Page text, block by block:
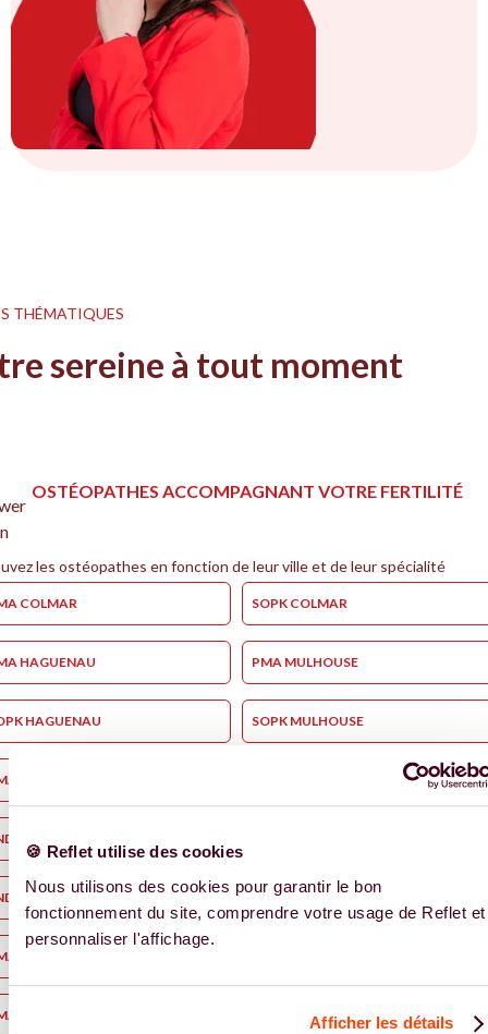
🍪 Reflet utilise des cookies
Nous utilisons des cookies pour garantir le bon
fonctionnement du site, comprendre votre usage de Reflet et
personnaliser l'affichage.
Afficher les détails
THÉMATIQUES
sereine à tout moment
OSTÉOPATHES ACCOMPAGNANT VOTRE FERTILITÉ
les ostéopathes en fonction de leur ville et de leur spécialité
COLMAR SOPK COLMAR
HAGUENAU PMA MULHOUSE
HAGUENAU SOPK MULHOUSE
STRASBOURG
COLMAR
HAGUENAU ENDOMÉTRIOSE STRASBOURG
NÎMES
BÉZIERS PMA TOULOUSE